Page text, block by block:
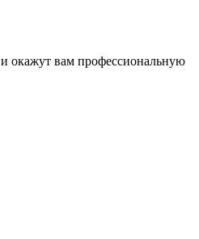
окажут вам профессиональную